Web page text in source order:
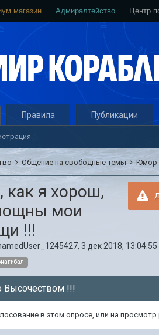
магазин Адмиралтейство Центр
Правила Публикации
Общение на свободные темы Юмор
как я хорош,
мои
!!!
,3 дек 2018, 13:04:55
Высочеством !!!
в этом опросе, или на